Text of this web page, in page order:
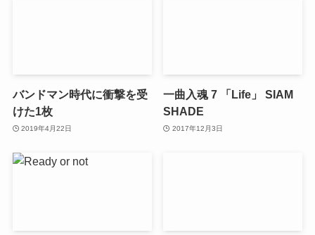
バンドマン時代に衝撃を受
けた1枚
2019年4月22日
一曲入魂 7 「Life」 SIAM
SHADE
2017年12月3日